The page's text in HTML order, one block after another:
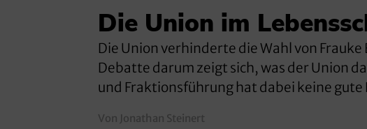
Die Union im
Die Union verhinderte die Wahl von
Debatte darum zeigt sich, was der Union
und Fraktionsführung hat dabei keine gute
Von Jonathan Steinert